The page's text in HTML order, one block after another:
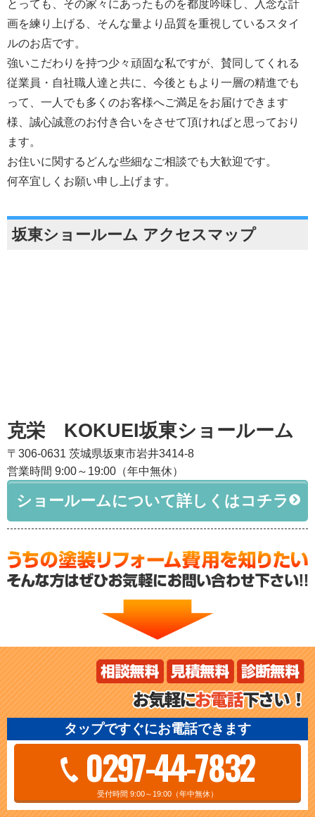
とっても、その家々にあったものを都度吟味し、入念な計
画を練り上げる、そんな量より品質を重視しているスタイ
ルのお店です。
強いこだわりを持つ少々頑固な私ですが、賛同してくれる
従業員・自社職人達と共に、今後ともより一層の精進でも
って、一人でも多くのお客様へご満足をお届けできます
様、誠心誠意のお付き合いをさせて頂ければと思っており
ます。
お住いに関するどんな些細なご相談でも大歓迎です。
何卒宜しくお願い申し上げます。
坂東ショールーム アクセスマップ
克栄 KOKUEI坂東ショールーム
〒306-0631 茨城県坂東市岩井3414-8
営業時間 9:00～19:00（年中無休）
ショールームについて詳しくはコチラ
タップですぐにお電話できます
0297-44-7832
受付時間 9:00～19:00（年中無休）